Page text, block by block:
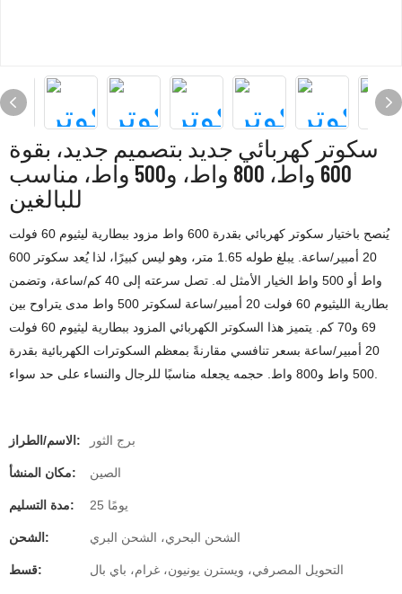
سكوتر كهربائي جديد بتصميم جديد، بقوة
600 واط، 800 واط، و500 واط، مناسب
للبالغين
يُنصح باختيار سكوتر كهربائي بقدرة 600 واط مزود ببطارية ليثيوم 60 فولت
20 أمبير/ساعة. يبلغ طوله 1.65 متر، وهو ليس كبيرًا، لذا يُعد سكوتر 600
واط أو 500 واط الخيار الأمثل له. تصل سرعته إلى 40 كم/ساعة، وتضمن
بطارية الليثيوم 60 فولت 20 أمبير/ساعة لسكوتر 500 واط مدى يتراوح بين
69 و70 كم. يتميز هذا السكوتر الكهربائي المزود ببطارية ليثيوم 60 فولت
20 أمبير/ساعة بسعر تنافسي مقارنةً بمعظم السكوترات الكهربائية بقدرة
الاسم/الطراز: برج الثور
مكان المنشأ: الصين
مدة التسليم: 25 يومًا
الشحن: الشحن البحري، الشحن البري
قسط: التحويل المصرفي، ويسترن يونيون، غرام، باي بال